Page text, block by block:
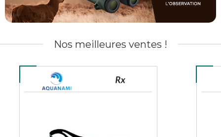
Nos meilleures ventes !